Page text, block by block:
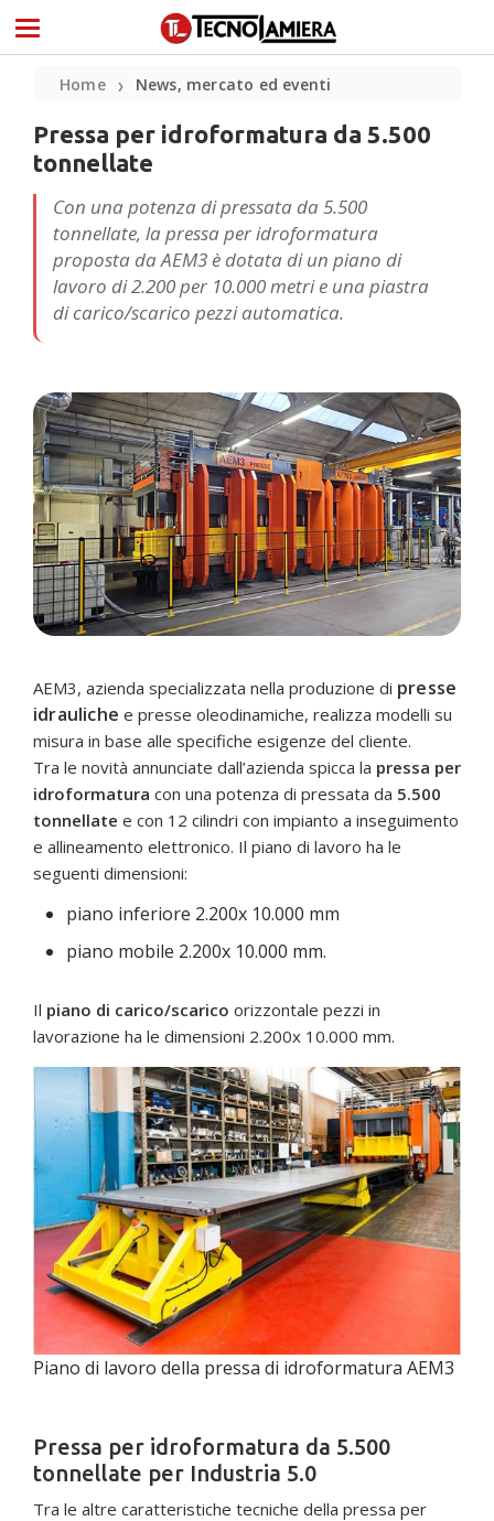
Home ❯ News, mercato ed eventi
Pressa per idroformatura da 5.500
tonnellate
Con una potenza di pressata da 5.500
tonnellate, la pressa per idroformatura
proposta da AEM3 è dotata di un piano di
lavoro di 2.200 per 10.000 metri e una piastra
di carico/scarico pezzi automatica.
AEM3, azienda specializzata nella produzione di presse
idrauliche e presse oleodinamiche, realizza modelli su
misura in base alle specifiche esigenze del cliente.
Tra le novità annunciate dall’azienda spicca la pressa per
idroformatura con una potenza di pressata da 5.500
tonnellate e con 12 cilindri con impianto a inseguimento
e allineamento elettronico. Il piano di lavoro ha le
seguenti dimensioni:
piano inferiore 2.200x 10.000 mm
piano mobile 2.200x 10.000 mm.
Il piano di carico/scarico orizzontale pezzi in
lavorazione ha le dimensioni 2.200x 10.000 mm.
Piano di lavoro della pressa di idroformatura AEM3
Pressa per idroformatura da 5.500
tonnellate per Industria 5.0
Tra le altre caratteristiche tecniche della pressa per